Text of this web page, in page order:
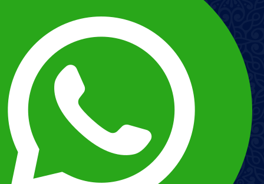
Imagem
Esnna